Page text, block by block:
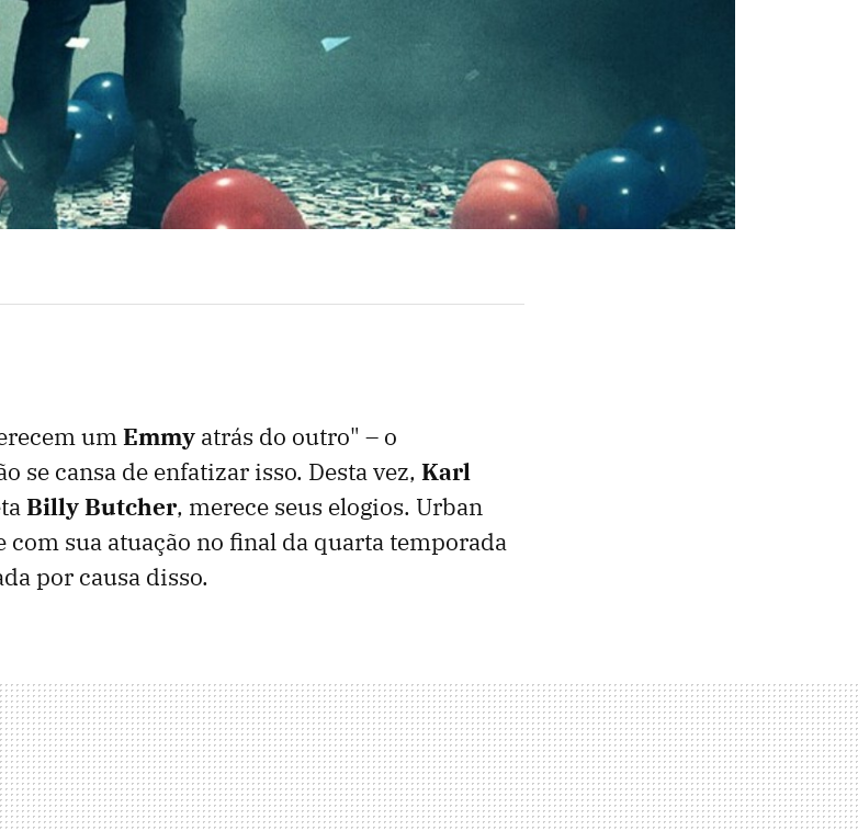
umEmmy atrás do outro" – o
se cansa de enfatizar isso. Desta vez, Karl
Billy Butcher, merece seus elogios. Urban
sua atuação no final da quarta temporada
por causa disso.